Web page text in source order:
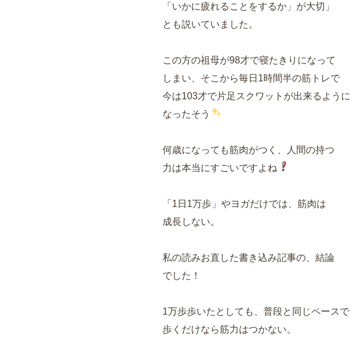
「いかに疲れることをするか」が大切」
とも説いていました。
この方の祖母が98才で寝たきりになって
しまい、そこから毎日1時間半の筋トレで
今は103才で片足スクワットが出来るように
なったそう
何歳になっても筋肉がつく、人間の持つ
力は本当にすごいですよね
「1日1万歩」やヨガだけでは、筋肉は
成長しない。
私の読みお直した書き込み記事の、結論
でした！
1万歩歩いたとしても、普段と同じペースで
歩くだけなら筋力はつかない。